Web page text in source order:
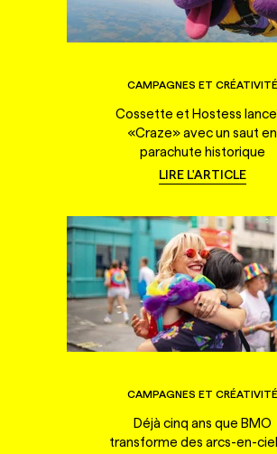
CAMPAGNES ET CRÉATIVITÉ
Cossette et Hostess
«Craze» avec un saut en
parachute historique
LIRE L'ARTICLE
CAMPAGNES ET CRÉATIVITÉ
Déjà cinq ans que BMO
transforme des arcs-en-